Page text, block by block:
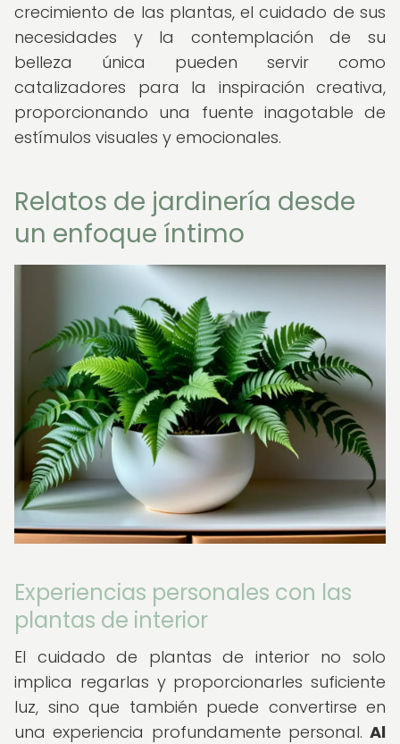
crecimiento de las plantas, el cuidado de sus
necesidades y la contemplación de su
belleza única pueden servir como
catalizadores para la inspiración creativa,
proporcionando una fuente inagotable de
estímulos visuales y emocionales.
Relatos de jardinería desde
un enfoque íntimo
Experiencias personales con las
plantas de interior
El cuidado de plantas de interior no solo
implica regarlas y proporcionarles suficiente
luz, sino que también puede convertirse en
una experiencia profundamente personal. Al